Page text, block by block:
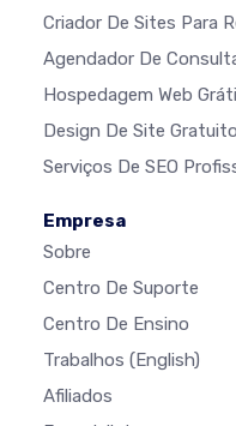
Criador De Sites Para
Agendador De
Hospedagem Web
Design De Site Gratuito
Serviços De SEO
Empresa
Sobre
Centro De Suporte
Centro De Ensino
Trabalhos (English)
Afiliados